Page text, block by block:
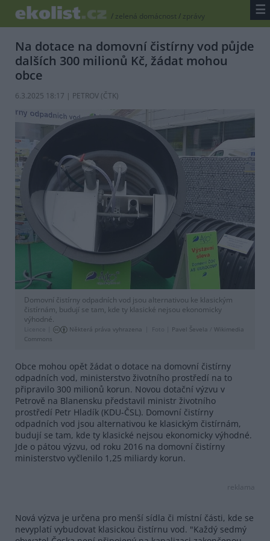
/ zelená domácnost/ zprávy ☰
Na dotace na domovní čistírny vod půjde
dalších 300 milionů Kč, žádat mohou
obce
6.3.2025 18:17 | PETROV (ČTK)
Domovní čistírny odpadních vod jsou alternativou ke klasickým
čistírnám, budují se tam, kde ty klasické nejsou ekonomicky
výhodné.
Licence | Některá práva vyhrazena Foto | Pavel Ševela
Wikimedia
Commons
Obce mohou opět žádat o dotace na domovní čistírny
odpadních vod, ministerstvo životního prostředí na to
připravilo 300 milionů korun. Novou dotační výzvu v
Petrově na Blanensku představil ministr životního
prostředí Petr Hladík (KDU-ČSL). Domovní čistírny
odpadních vod jsou alternativou ke klasickým čistírnám,
budují se tam, kde ty klasické nejsou ekonomicky výhodné.
Jde o pátou výzvu, od roku 2016 na domovní čistírny
ministerstvo vyčlenilo 1,25 miliardy korun.
reklama
Nová výzva je určena pro menší sídla či místní části, kde se
nevyplatí vybudovat klasickou čistírnu vod. "Každý sedmý